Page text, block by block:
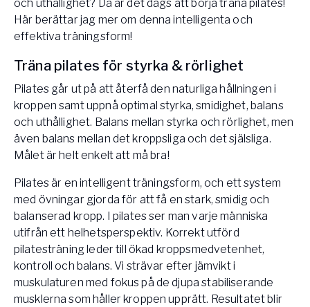
och uthållighet? Då är det dags att börja träna pilates!
Här berättar jag mer om denna intelligenta och
effektiva träningsform!
Träna pilates för styrka & rörlighet
Pilates går ut på att återfå den naturliga hållningen i
kroppen samt uppnå optimal styrka, smidighet, balans
och uthållighet. Balans mellan styrka och rörlighet, men
även balans mellan det kroppsliga och det själsliga.
Målet är helt enkelt att må bra!
Pilates är en intelligent träningsform, och ett system
med övningar gjorda för att få en stark, smidig och
balanserad kropp. I pilates ser man varje människa
utifrån ett helhetsperspektiv. Korrekt utförd
pilatesträning leder till ökad kroppsmedvetenhet,
kontroll och balans. Vi strävar efter jämvikt i
muskulaturen med fokus på de djupa stabiliserande
musklerna som håller kroppen upprätt. Resultatet blir